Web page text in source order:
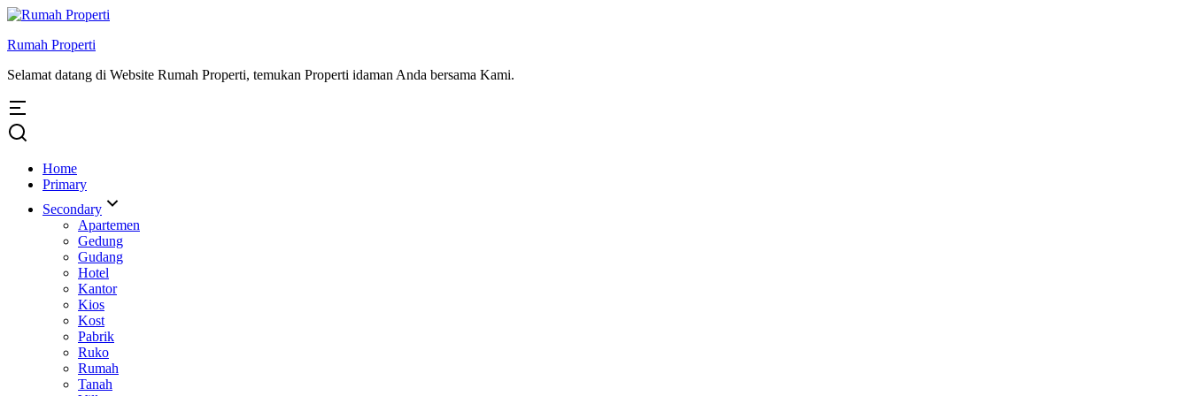
Rumah Properti
Selamat datang di Website Rumah Properti, temukan Properti idaman Anda bersama Kami.
Home
Primary
Secondary
Apartemen
Gedung
Gudang
Hotel
Kantor
Kios
Kost
Pabrik
Ruko
Rumah
Tanah